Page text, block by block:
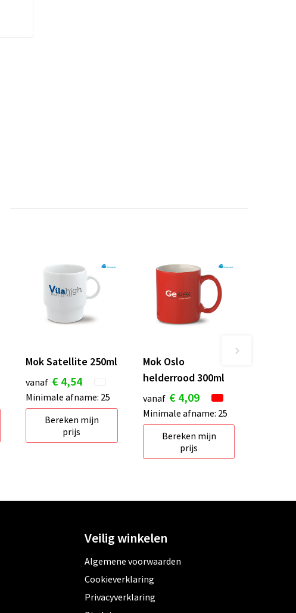
Mok Satellite 250ml
vanaf € 4,54
Minimale afname: 25
Bereken mijn
prijs
Mok Oslo
helderrood 300ml
vanaf € 4,09
Minimale afname: 25
Bereken mijn
prijs
Veilig winkelen
Algemene voorwaarden
Cookieverklaring
Privacyverklaring